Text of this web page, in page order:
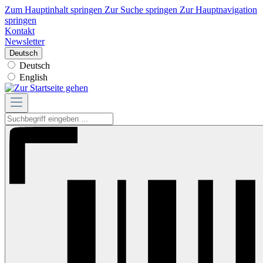
Zum Hauptinhalt springen Zur Suche springen Zur Hauptnavigation
springen
Kontakt
Newsletter
Deutsch
Deutsch
English